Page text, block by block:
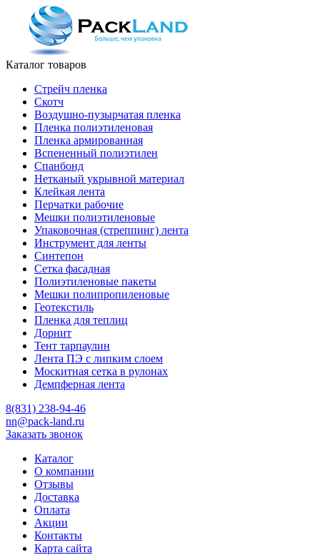
Каталог товаров
Стрейч пленка
Скотч
Воздушно-пузырчатая пленка
Пленка полиэтиленовая
Пленка армированная
Вспененный полиэтилен
Спанбонд
Нетканый укрывной материал
Клейкая лента
Перчатки рабочие
Мешки полиэтиленовые
Упаковочная (стреппинг) лента
Инструмент для ленты
Синтепон
Сетка фасадная
Полиэтиленовые пакеты
Мешки полипропиленовые
Геотекстиль
Пленка для теплиц
Дорнит
Тент тарпаулин
Лента ПЭ с липким слоем
Москитная сетка в рулонах
Демпферная лента
8(831) 238-94-46
nn@pack-land.ru
Заказать звонок
Каталог
О компании
Отзывы
Доставка
Оплата
Акции
Контакты
Карта сайта